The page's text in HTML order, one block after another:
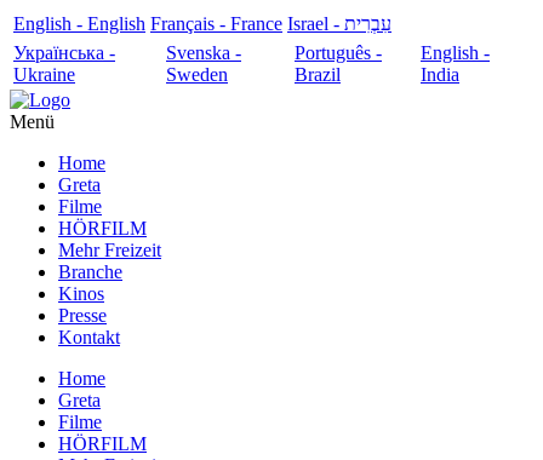
English - English Français - France
עִבְרִית - Israel
Українська -
Ukraine
Svenska -
Sweden
Português -
Brazil
English -
India
Menü
Home
Greta
Filme
HÖRFILM
Mehr Freizeit
Branche
Kinos
Presse
Kontakt
Home
Greta
Filme
HÖRFILM